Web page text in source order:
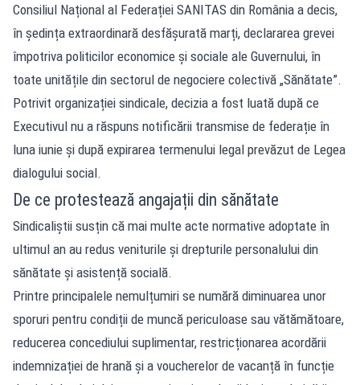
Consiliul Național al Federației SANITAS din România a decis,
în ședința extraordinară desfășurată marți, declararea grevei
împotriva politicilor economice și sociale ale Guvernului, în
toate unitățile din sectorul de negociere colectivă „Sănătate”.
Potrivit organizației sindicale, decizia a fost luată după ce
Executivul nu a răspuns notificării transmise de federație în
luna iunie și după expirarea termenului legal prevăzut de Legea
dialogului social.
De ce protestează angajații din sănătate
Sindicaliștii susțin că mai multe acte normative adoptate în
ultimul an au redus veniturile și drepturile personalului din
sănătate și asistență socială.
Printre principalele nemulțumiri se numără diminuarea unor
sporuri pentru condiții de muncă periculoase sau vătămătoare,
reducerea concediului suplimentar, restricționarea acordării
indemnizației de hrană și a voucherelor de vacanță în funcție